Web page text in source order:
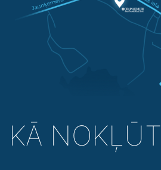
KĀ NOKĻŪT